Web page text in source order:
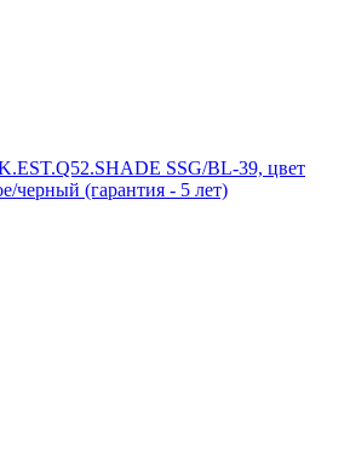
SSG/BL-39, цвет
черный (гарантия - 5 лет)